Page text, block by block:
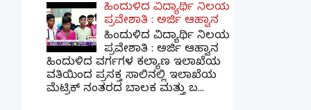
ಹಿಂದುಳಿದ ವಿದ್ಯಾರ್ಥಿ ನಿಲಯ
ಪ್ರವೇಶಾತಿ : ಅರ್ಜಿ ಆಹ್ವಾನ
ಹಿಂದುಳಿದ ವಿದ್ಯಾರ್ಥಿ ನಿಲಯ
ಪ್ರವೇಶಾತಿ : ಅರ್ಜಿ ಆಹ್ವಾನ
ಹಿಂದುಳಿದ ವರ್ಗಗಳ ಕಲ್ಯಾಣ ಇಲಾಖೆಯ
ವತಿಯಿಂದ ಪ್ರಸಕ್ತ ಸಾಲಿನಲ್ಲಿ ಇಲಾಖೆಯ
ಮೆಟ್ರಿಕ್ ನಂತರದ ಬಾಲಕ ಮತ್ತು ಬ...